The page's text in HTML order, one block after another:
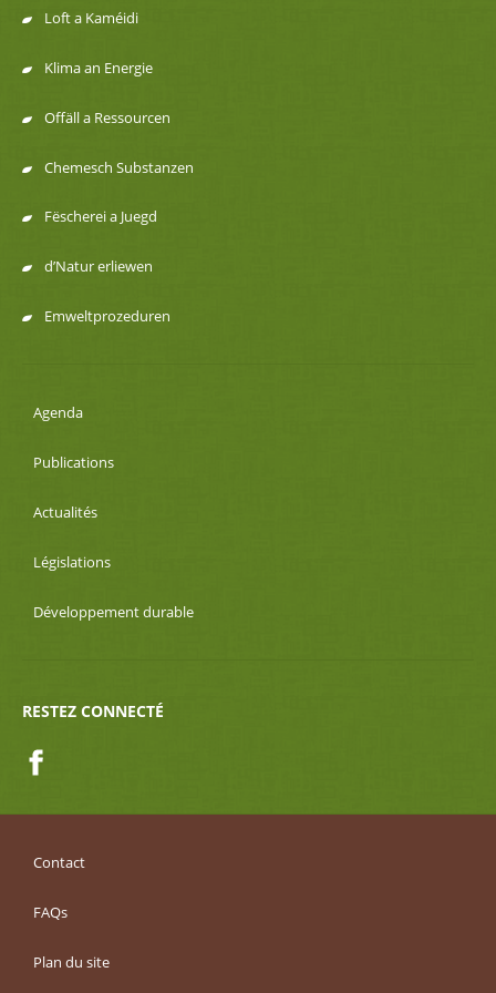
de
navigation
Loft a Kaméidi
Klima an Energie
Offäll a Ressourcen
Chemesch Substanzen
Fëscherei a Juegd
d’Natur erliewen
Emweltprozeduren
Agenda
Publications
Actualités
Législations
Développement durable
RESTEZ CONNECTÉ
Contact
FAQs
Plan du site